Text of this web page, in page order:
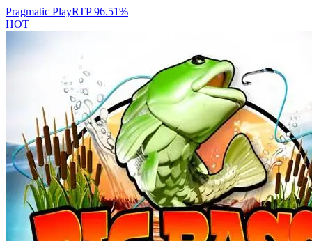
Pragmatic PlayRTP96.51%
HOT